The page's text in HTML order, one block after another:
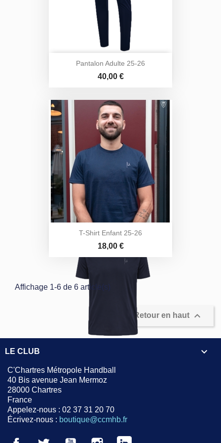
Pantalon Adulte 25-26
Prix
40,00 €
T-Shirt Enfant 25-26
Prix
18,00 €
Affichage 1-6 de 6 article(s)
Retour en haut 
LE CLUB 
C'Chartres Métropole Handball
40 Bis avenue Jean Mermoz
28000 Chartres
France
Appelez-nous : 02 37 31 20 70
Écrivez-nous : boutique@ccmhb.fr
Facebook Twitter YouTube Instagram